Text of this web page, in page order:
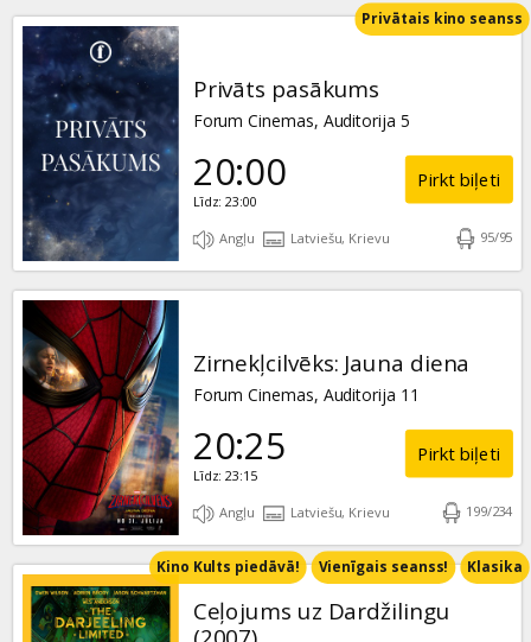
Privāts pasākums
Forum Cinemas, Auditorija 5
Privātais kino seanss
20:00
Līdz: 23:00
Pirkt biļeti
Angļu Latviešu, Krievu 95/95
Zirnekļcilvēks: Jauna diena
Forum Cinemas, Auditorija 11
20:25
Līdz: 23:15
Pirkt biļeti
Angļu Latviešu, Krievu 199/234
Ceļojums uz Dardžilingu
Kino Kults piedāvā! Vienīgais seanss! Klasika